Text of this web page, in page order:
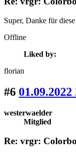
Super, Danke für
Offline
Liked by:
florian
#6
westerwaelder
Mitglied
Re: vrgr: